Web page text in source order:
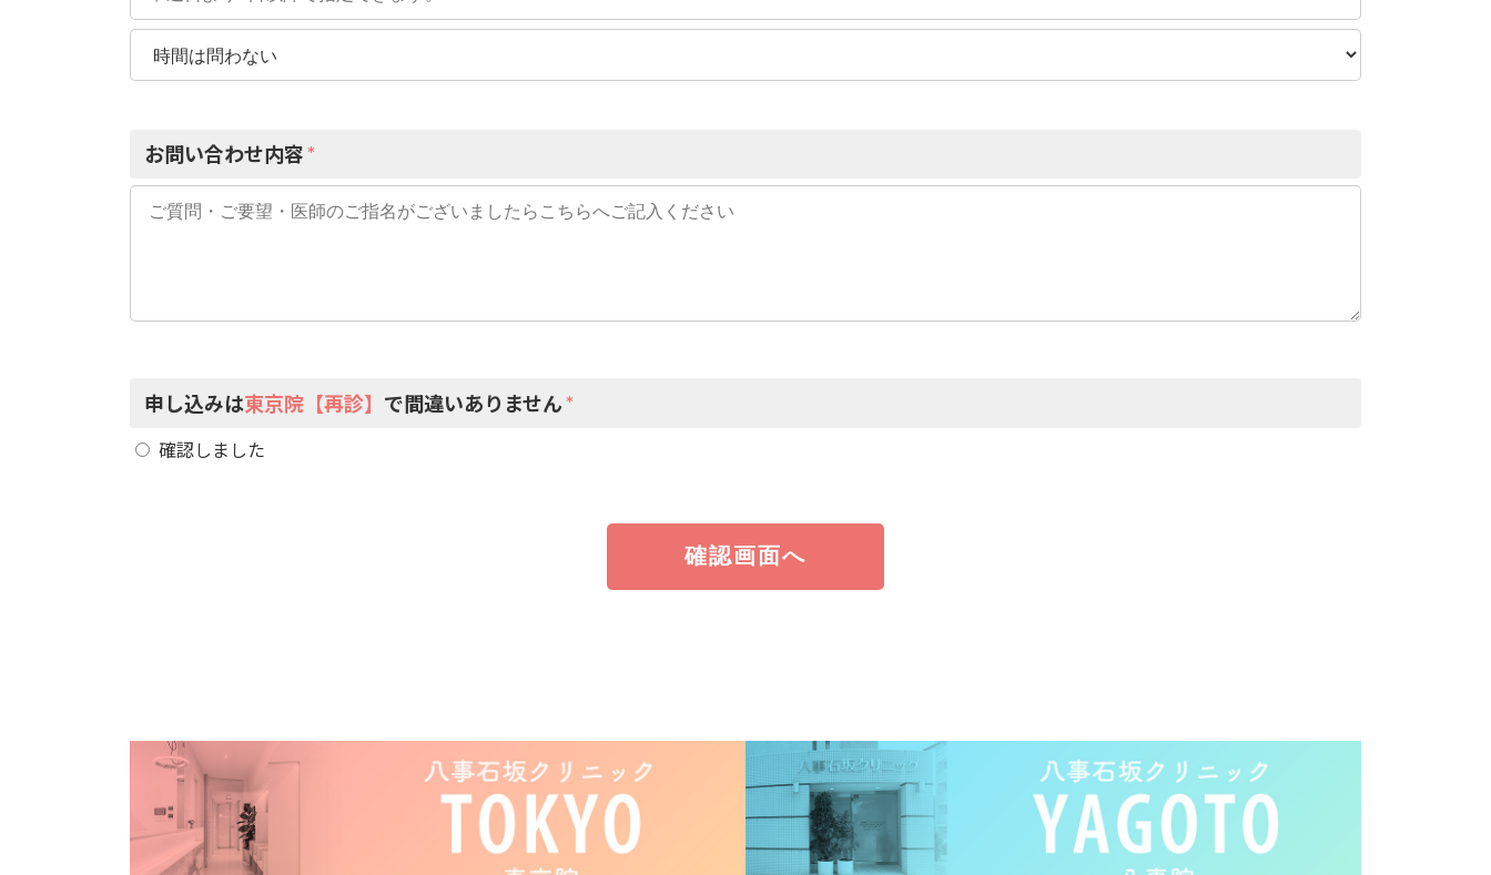
お問い合わせ内容*
申し込みは東京院【再診】 で間違いありません*
確認しました